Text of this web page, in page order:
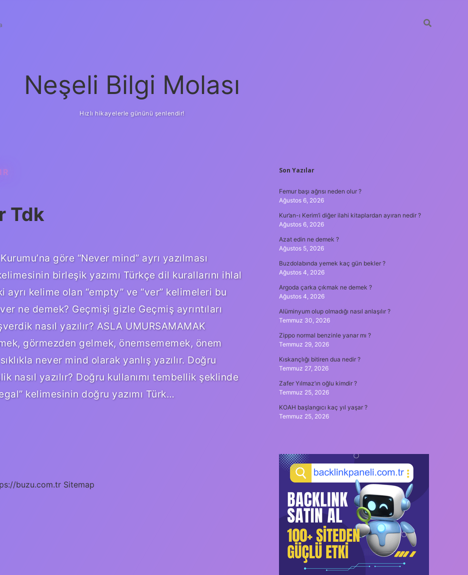
Neşeli Bilgi Molası
Hızlı hikayelerle gününü şenlendir!
Tdk
göre “Never mind” ayrı yazılması
birleşik yazımı Türkçe dil kurallarını ihlal
ayrı kelime olan “empty” ve “ver” kelimeleri bu
ne demek? Geçmişi gizle Geçmiş ayrıntıları
nasıl yazılır? ASLA UMURSAMAMAK
görmezden gelmek, önemsememek, önem
never mind olarak yanlış yazılır. Doğru
nasıl yazılır? Doğru kullanımı tembellik şeklinde
kelimesinin doğru yazımı Türk…
buzu.com.tr Sitemap
SIDEBAR
Son Yazılar
Femur başı ağrısı neden olur ?
Ağustos 6, 2026
Kur’an-ı Kerim’i diğer ilahi kitaplardan ayıran nedir ?
Ağustos 6, 2026
Azat edin ne demek ?
Ağustos 5, 2026
Buzdolabında yemek kaç gün bekler ?
Ağustos 4, 2026
Argoda çarka çıkmak ne demek ?
Ağustos 4, 2026
Alüminyum olup olmadığı nasıl anlaşılır ?
Temmuz 30, 2026
Zippo normal benzinle yanar mı ?
Temmuz 29, 2026
Kıskançlığı bitiren dua nedir ?
Temmuz 27, 2026
Zafer Yılmaz’ın oğlu kimdir ?
Temmuz 25, 2026
KOAH başlangıcı kaç yıl yaşar ?
Temmuz 25, 2026